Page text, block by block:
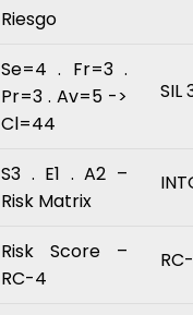
Riesgo
Se=4 . Fr=3 .
Pr=3 . Av=5 ->
Cl=44
SIL
S3 . E1 . A2 –
Risk Matrix
Risk Score –
RC-4